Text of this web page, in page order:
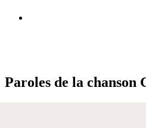
Paroles de la